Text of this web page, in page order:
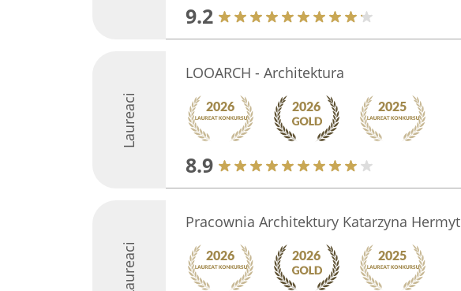
9.2
Laureaci
LOOARCH - Architektura
8.9
Laureaci
Pracownia Architektury Katarzyna Hermyt